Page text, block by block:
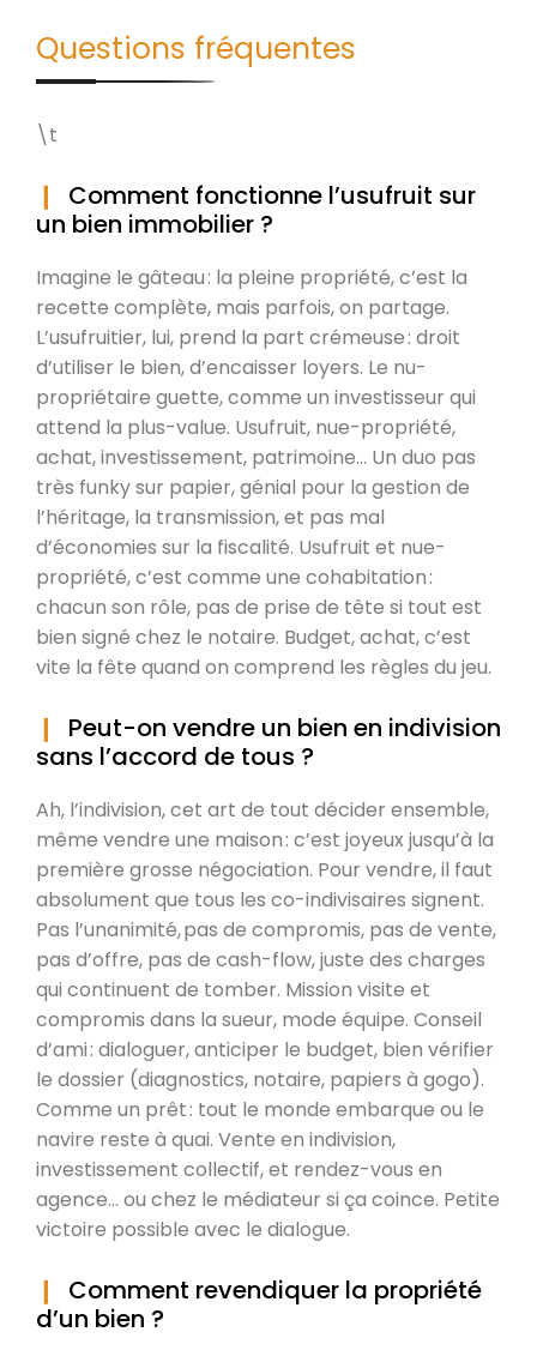
Questions fréquentes
\t
Comment fonctionne l’usufruit sur
un bien immobilier ?
Imagine le gâteau : la pleine propriété, c’est la
recette complète, mais parfois, on partage.
L’usufruitier, lui, prend la part crémeuse : droit
d’utiliser le bien, d’encaisser loyers. Le nu-
propriétaire guette, comme un investisseur qui
attend la plus-value. Usufruit, nue-propriété,
achat, investissement, patrimoine… Un duo pas
très funky sur papier, génial pour la gestion de
l’héritage, la transmission, et pas mal
d’économies sur la fiscalité. Usufruit et nue-
propriété, c’est comme une cohabitation :
chacun son rôle, pas de prise de tête si tout est
bien signé chez le notaire. Budget, achat, c’est
vite la fête quand on comprend les règles du jeu.
Peut-on vendre un bien en indivision
sans l’accord de tous ?
Ah, l’indivision, cet art de tout décider ensemble,
même vendre une maison : c’est joyeux jusqu’à la
première grosse négociation. Pour vendre, il faut
absolument que tous les co-indivisaires signent.
Pas l’unanimité, pas de compromis, pas de vente,
pas d’offre, pas de cash-flow, juste des charges
qui continuent de tomber. Mission visite et
compromis dans la sueur, mode équipe. Conseil
d’ami : dialoguer, anticiper le budget, bien vérifier
le dossier (diagnostics, notaire, papiers à gogo).
Comme un prêt : tout le monde embarque ou le
navire reste à quai. Vente en indivision,
investissement collectif, et rendez-vous en
agence… ou chez le médiateur si ça coince. Petite
victoire possible avec le dialogue.
Comment revendiquer la propriété
d’un bien ?